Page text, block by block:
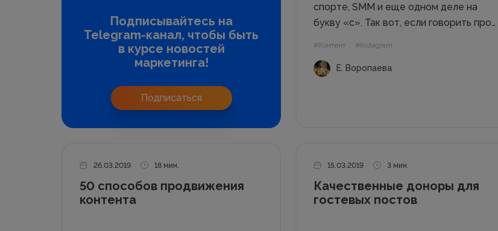
Подписывайтесь на
Telegram-канал, чтобы быть
в курсе новостей
маркетинга!
Подписаться
спорте, SMM и еще одном деле на
букву «с». Так вот, если говорить про
контент-план. Читайте статью и
#Контент #Instagram
Е. Воропаева
26.03.2019 18 мин.
50 способов продвижения
контента
15.03.2019 3 мин.
Качественные доноры для
гостевых постов